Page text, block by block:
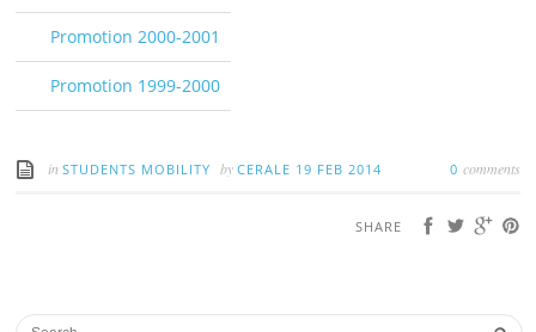
Promotion 2000-2001
Promotion 1999-2000
inSTUDENTS MOBILITY byCERALE 19 FEB 2014 0 comments
SHARE